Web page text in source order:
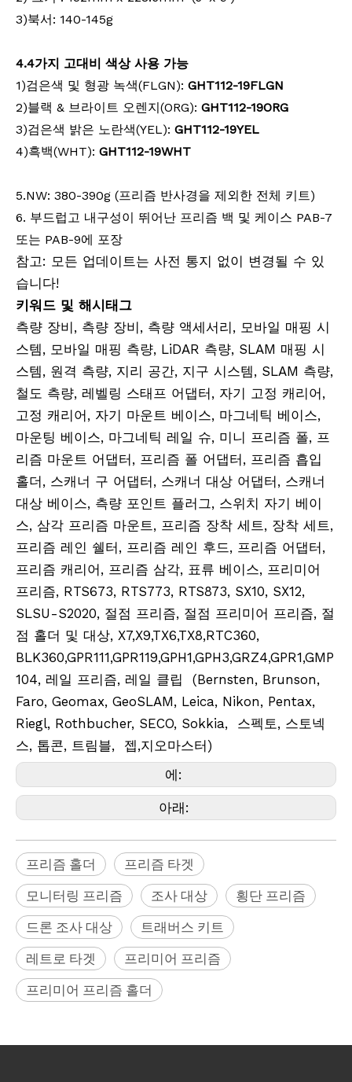
원형 프리즘(5', 구리 코팅) 마그네틱 드리프트 네스트(36mm)
3)북서: 140-145g
4.4가지 고대비 색상 사용 가능
1)검은색 및 형광 녹색(FLGN): GHT112-19FLGN
2)블랙 & 브라이트 오렌지(ORG): GHT112-19ORG
3)검은색 밝은 노란색(YEL): GHT112-19YEL
4)흑백(WHT): GHT112-19WHT
5.NW: 380-390g (프리즘 반사경을 제외한 전체 키트)
6. 부드럽고 내구성이 뛰어난 프리즘 백 및 케이스 PAB-7
또는 PAB-9에 포장
참고: 모든 업데이트는 사전 통지 없이 변경될 수 있
습니다!
키워드 및 해시태그
측량 장비, 측량 장비, 측량 액세서리, 모바일 매핑 시
스템, 모바일 매핑 측량, LiDAR 측량, SLAM 매핑 시
스템, 원격 측량, 지리 공간, 지구 시스템, SLAM 측량,
철도 측량, 레벨링 스태프 어댑터, 자기 고정 캐리어,
고정 캐리어, 자기 마운트 베이스, 마그네틱 베이스,
마운팅 베이스, 마그네틱 레일 슈, 미니 프리즘 폴, 프
리즘 마운트 어댑터, 프리즘 폴 어댑터, 프리즘 흡입
홀더, 스캐너 구 어댑터, 스캐너 대상 어댑터, 스캐너
대상 베이스, 측량 포인트 플러그, 스위치 자기 베이
스, 삼각 프리즘 마운트, 프리즘 장착 세트, 장착 세트,
프리즘 레인 쉘터, 프리즘 레인 후드, 프리즘 어댑터,
프리즘 캐리어, 프리즘 삼각, 표류 베이스, 프리미어
프리즘, RTS673, RTS773, RTS873, SX10, SX12,
SLSU-S2020, 절점 프리즘, 절점 프리미어 프리즘, 절
점 홀더 및 대상, X7,X9,TX6,TX8,RTC360,
BLK360,GPR111,GPR119,GPH1,GPH3,GRZ4,GPR1,GMP
104, 레일 프리즘, 레일 클립 (Bernsten, Brunson,
Faro, Geomax, GeoSLAM, Leica, Nikon, Pentax,
Riegl, Rothbucher, SECO, Sokkia, 스펙토, 스토넥
스, 톱콘, 트림블, 젭,지오마스터)
에:
아래:
프리즘 홀더
프리즘 타겟
모니터링 프리즘
조사 대상
횡단 프리즘
드론 조사 대상
트래버스 키트
레트로 타겟
프리미어 프리즘
프리미어 프리즘 홀더